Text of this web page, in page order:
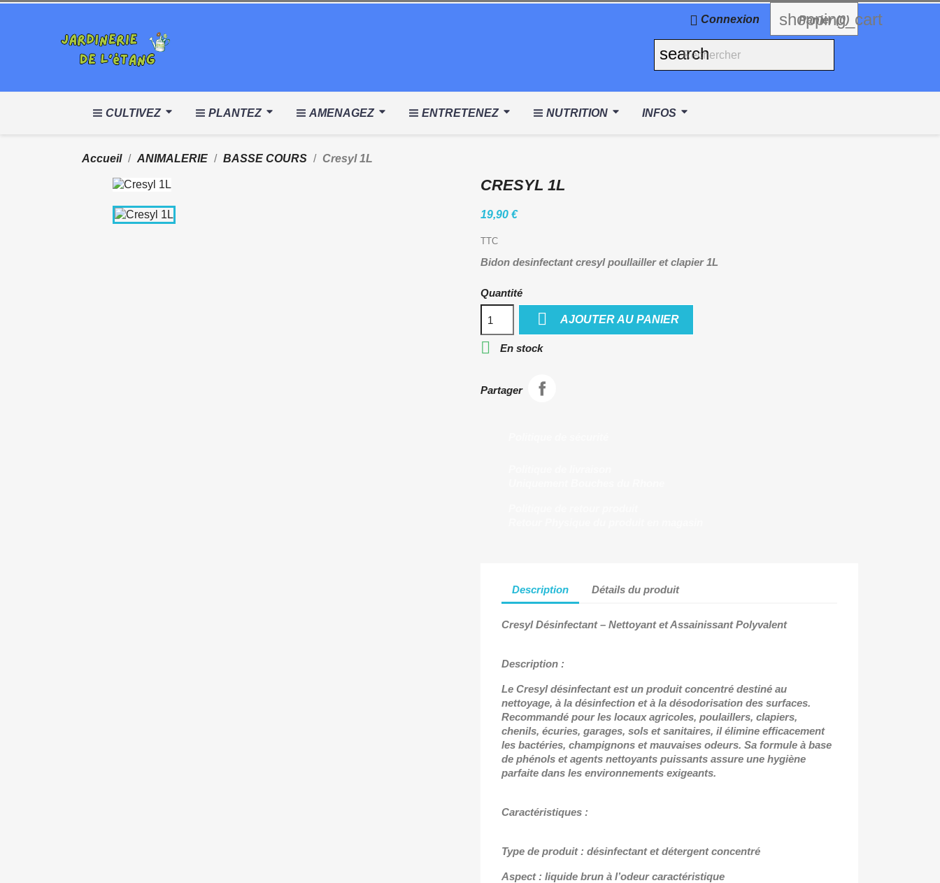
 Connexion shopping_cart
Panier (0)
search
CULTIVEZ PLANTEZ AMENAGEZ ENTRETENEZ NUTRITION INFOS
Accueil ANIMALERIE BASSE COURS Cresyl 1L
CRESYL 1L
19,90 €
TTC
Bidon desinfectant cresyl poullailler et clapier 1L
Quantité
 AJOUTER AU PANIER
 En stock
Partager
Description Détails du produit
Cresyl Désinfectant– Nettoyant et Assainissant Polyvalent
Description :
Le Cresyl désinfectant est un produit concentré destiné au
nettoyage, à la désinfection et à la désodorisation des surfaces.
Recommandé pour les locaux agricoles, poulaillers, clapiers,
chenils, écuries, garages, sols et sanitaires, il élimine efficacement
les bactéries, champignons et mauvaises odeurs. Sa formule à base
de phénols et agents nettoyants puissants assure une hygiène
parfaite dans les environnements exigeants.
Caractéristiques :
Type de produit : désinfectant et détergent concentré
Aspect : liquide brun à l’odeur caractéristique